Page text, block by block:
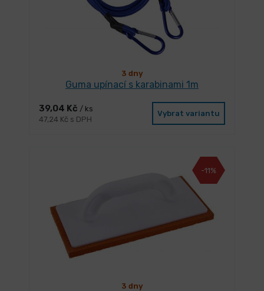
3 dny
Guma upínací s karabinami 1m
39,04 Kč / ks
47,24 Kč s DPH
Vybrat variantu
-11%
3 dny